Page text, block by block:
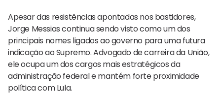
Apesar das resistências apontadas nos bastidores,
Jorge Messias continua sendo visto como um dos
principais nomes ligados ao governo para uma futura
indicação ao Supremo. Advogado de carreira da União,
ele ocupa um dos cargos mais estratégicos da
administração federal e mantém forte proximidade
política com Lula.